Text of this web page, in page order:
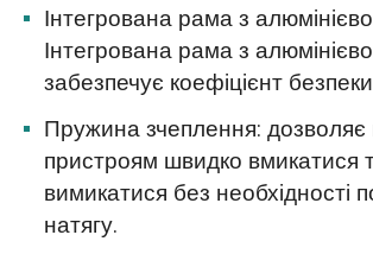
Інтегрована рама з
Інтегрована рама з
забезпечує коефіцієнт
Пружина зчеплення: дозволяє
пристроям швидко вмикатися
вимикатися без необхідності
натягу.